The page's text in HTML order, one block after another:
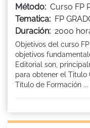
Método: Curso FP
Tematica: FP
Duración: 2000
Objetivos del curso
objetivos
Editorial son,
para obtener el Titulo
Título de Formación ...